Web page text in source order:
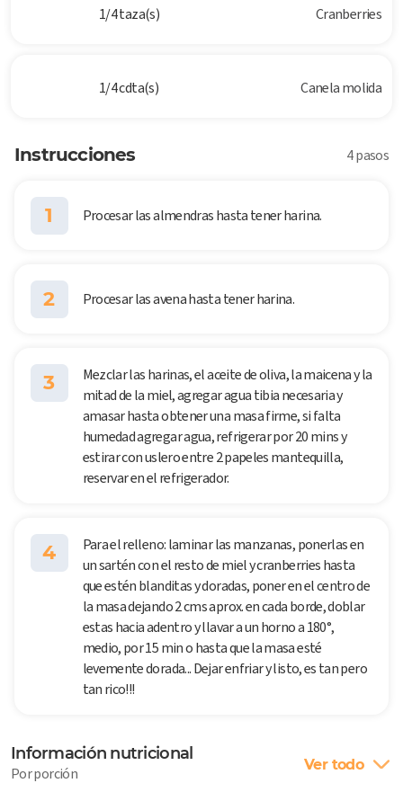
1/4 taza(s) Cranberries
1/4 cdta(s) Canela molida
Instrucciones 4 pasos
1 Procesar las almendras hasta tener harina.
2 Procesar las avena hasta tener harina.
3
Mezclar las harinas, el aceite de oliva, la maicena y la
mitad de la miel, agregar agua tibia necesaria y
amasar hasta obtener una masa firme, si falta
humedad agregar agua, refrigerar por 20 mins y
estirar con uslero entre 2 papeles mantequilla,
reservar en el refrigerador.
4
Para el relleno: laminar las manzanas, ponerlas en
un sartén con el resto de miel y cranberries hasta
que estén blanditas y doradas, poner en el centro de
la masa dejando 2 cms aprox. en cada borde, doblar
estas hacia adentro y llavar a un horno a 180°,
medio, por 15 min o hasta que la masa esté
levemente dorada... Dejar enfriar y listo, es tan pero
tan rico!!!
Información nutricional
Por porción Ver todo